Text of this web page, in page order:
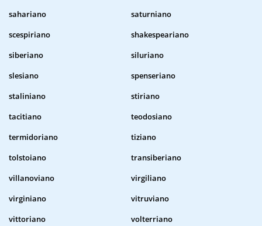
sahariano
saturniano
scespiriano
shakespeariano
siberiano
siluriano
slesiano
spenseriano
staliniano
stiriano
tacitiano
teodosiano
termidoriano
tiziano
tolstoiano
transiberiano
villanoviano
virgiliano
virginiano
vitruviano
vittoriano
volterriano